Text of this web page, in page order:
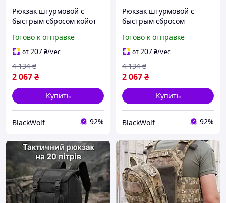
Рюкзак штурмовой с
быстрым сбросом койот
Готово к отправке
от207₴/мес
2 067₴
4 134 ₴
Купить
BlackWolf 92%
Рюкзак штурмовой с
быстрым сбросом
BLK-195
Готово к отправке
от207₴/мес
2 067₴
4 134 ₴
Купить
BlackWolf 92%